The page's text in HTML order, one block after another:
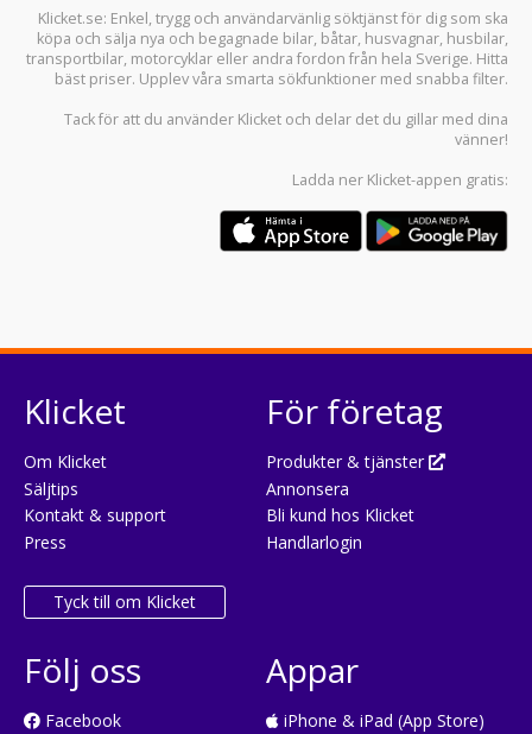
Klicket.se: Enkel, trygg och användarvänlig söktjänst för dig som ska
köpa och sälja nya och begagnade bilar, båtar, husvagnar, husbilar,
transportbilar, motorcyklar eller andra fordon från hela Sverige. Hitta
bäst priser. Upplev våra smarta sökfunktioner med snabba filter.
Tack för att du använder Klicket och delar det du gillar med dina
vänner!
Ladda ner Klicket-appen gratis:
Klicket
Om Klicket
Säljtips
Kontakt & support
Press
Tyck till om Klicket
För företag
Produkter & tjänster
Annonsera
Bli kund hos Klicket
Handlarlogin
Följ oss
Facebook
Appar
iPhone & iPad (App Store)